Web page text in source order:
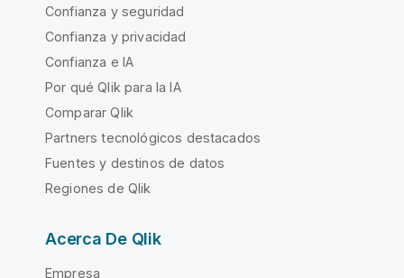
Confianza y seguridad
Confianza y privacidad
Confianza e IA
Por qué Qlik para la IA
Comparar Qlik
Partners tecnológicos destacados
Fuentes y destinos de datos
Regiones de Qlik
Acerca De Qlik
Empresa